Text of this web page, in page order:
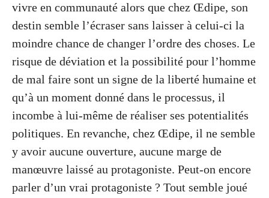
vivre en communauté alors que chez Œdipe, son
destin semble l’écraser sans laisser à celui-ci la
moindre chance de changer l’ordre des choses. Le
risque de déviation et la possibilité pour l’homme
de mal faire sont un signe de la liberté humaine et
qu’à un moment donné dans le processus, il
incombe à lui-même de réaliser ses potentialités
politiques. En revanche, chez Œdipe, il ne semble
y avoir aucune ouverture, aucune marge de
manœuvre laissé au protagoniste. Peut-on encore
parler d’un vrai protagoniste ? Tout semble joué